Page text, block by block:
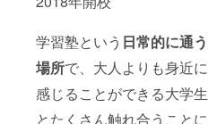
学習塾という 日常的に通う
場所で、大人よりも身近に
感じることができる大学生
とたくさん触れ合うことに